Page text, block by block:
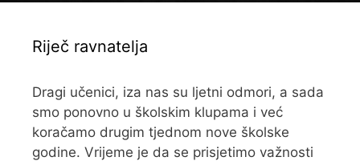
Riječ ravnatelja
Dragi učenici, iza nas su ljetni odmori, a sada
smo ponovno u školskim klupama i već
koračamo drugim tjednom nove školske
godine. Vrijeme je da se prisjetimo važnosti